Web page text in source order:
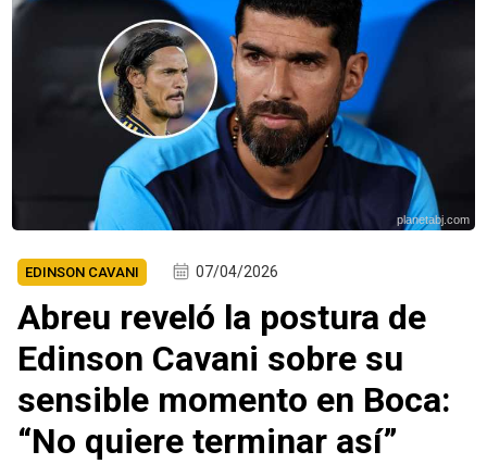
planetabj.com
EDINSON CAVANI 07/04/2026
Abreu reveló la postura de
Edinson Cavani sobre su
sensible momento en Boca:
“No quiere terminar así”